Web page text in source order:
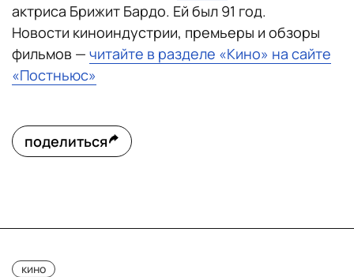
актриса Брижит Бардо. Ей был 91 год.
Новости киноиндустрии, премьеры и обзоры
фильмов — читайте в разделе «Кино» на сайте
«Постньюс»
поделиться
кино